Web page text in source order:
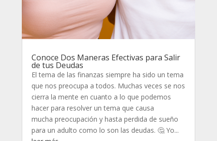
Conoce Dos Maneras Efectivas para Salir
de tus Deudas
El tema de las finanzas siempre ha sido un tema
que nos preocupa a todos. Muchas veces se nos
cierra la mente en cuanto a lo que podemos
hacer para resolver un tema que causa
mucha preocupación y hasta perdida de sueño
para un adulto como lo son las deudas. 🤔 Yo...